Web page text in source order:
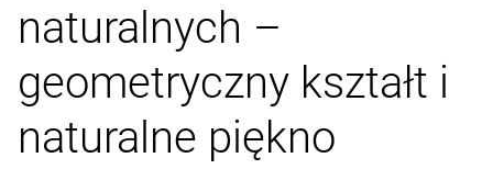
naturalnych –
geometryczny kształt i
naturalne piękno